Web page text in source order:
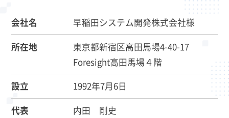
会社名
早稲田システム開発株式会社様
所在地
東京都新宿区高田馬場4-40-17
Foresight高田馬場４階
設立
1992年7月6日
代表
内田 剛史